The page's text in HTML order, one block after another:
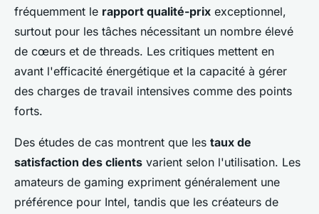
fréquemment le rapport qualité-prix exceptionnel,
surtout pour les tâches nécessitant un nombre élevé
de cœurs et de threads. Les critiques mettent en
avant l'efficacité énergétique et la capacité à gérer
des charges de travail intensives comme des points
forts.
Des études de cas montrent que les taux de
satisfaction des clients varient selon l'utilisation. Les
amateurs de gaming expriment généralement une
préférence pour Intel, tandis que les créateurs de